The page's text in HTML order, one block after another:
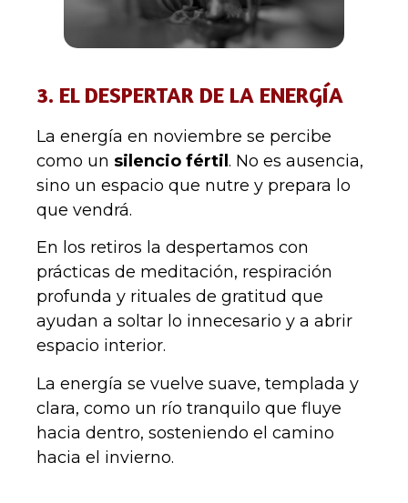
3. EL DESPERTAR DE LA ENERGÍA
La energía en noviembre se percibe
como un silencio fértil . No es ausencia,
sino un espacio que nutre y prepara lo
que vendrá.
En los retiros la despertamos con
prácticas de meditación, respiración
profunda y rituales de gratitud que
ayudan a soltar lo innecesario y a abrir
espacio interior.
La energía se vuelve suave, templada y
clara, como un río tranquilo que fluye
hacia dentro, sosteniendo el camino
hacia el invierno.